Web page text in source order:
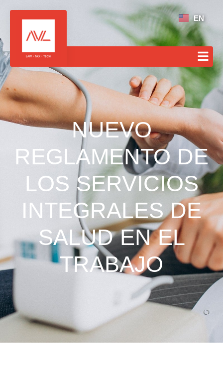
EN
NUEVO
REGLAMENTO DE
LOS SERVICIOS
INTEGRALES DE
SALUD EN EL
TRABAJO